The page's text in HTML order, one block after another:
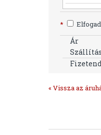
*
Ár
« Vissza az